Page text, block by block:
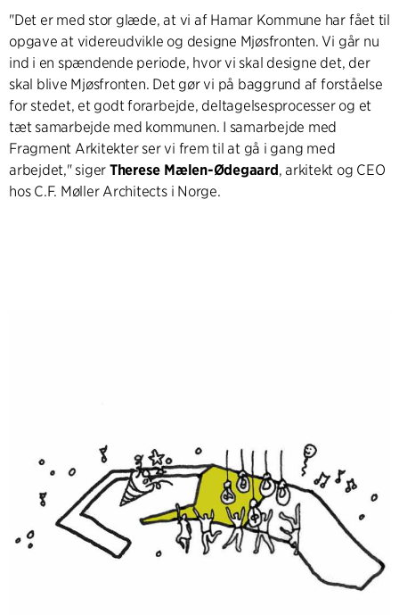
"Det er med stor glæde, at vi af Hamar Kommune har fået til
opgave at videreudvikle og designe Mjøsfronten. Vi går nu
ind i en spændende periode, hvor vi skal designe det, der
skal blive Mjøsfronten. Det gør vi på baggrund af forståelse
for stedet, et godt forarbejde, deltagelsesprocesser og et
tæt samarbejde med kommunen. I samarbejde med
Fragment Arkitekter ser vi frem til at gå i gang med
arbejdet," siger Therese Mælen-Ødegaard , arkitekt og CEO
hos C.F. Møller Architects i Norge.